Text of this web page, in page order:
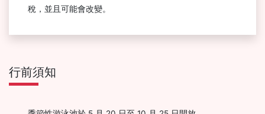
稅，並且可能會改變。
行前須知